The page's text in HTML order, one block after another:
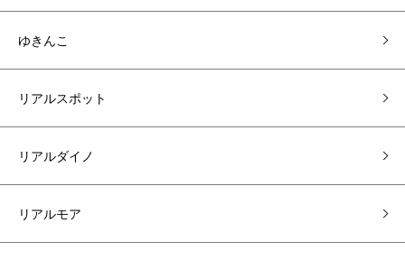
ゆきんこ
リアルスポット
リアルダイノ
リアルモア